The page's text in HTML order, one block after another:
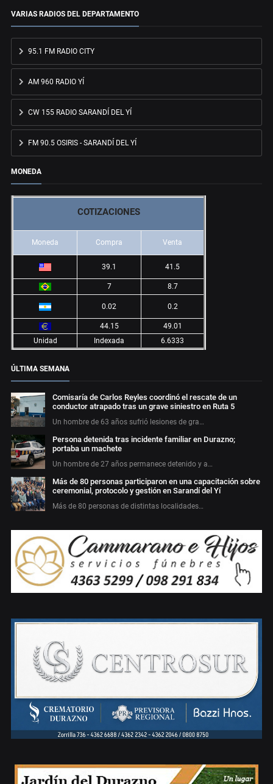
VARIAS RADIOS DEL DEPARTAMENTO
95.1 FM RADIO CITY
AM 960 RADIO YÍ
CW 155 RADIO SARANDÍ DEL YÍ
FM 90.5 OSIRIS - SARANDÍ DEL YÍ
MONEDA
COTIZACIONES
Moneda Compra Venta
39.1 41.5
7 8.7
0.02 0.2
44.15
49.01
Unidad
Indexada 6.6333
ÚLTIMA SEMANA
Comisaría de Carlos Reyles coordinó el rescate de un
conductor atrapado tras un grave siniestro en Ruta 5
Un hombre de 63 años sufrió lesiones de gra…
Persona detenida tras incidente familiar en Durazno;
portaba un machete
Un hombre de 27 años permanece detenido y a…
Más de 80 personas participaron en una capacitación sobre
ceremonial, protocolo y gestión en Sarandí del Yí
Más de 80 personas de distintas localidades…